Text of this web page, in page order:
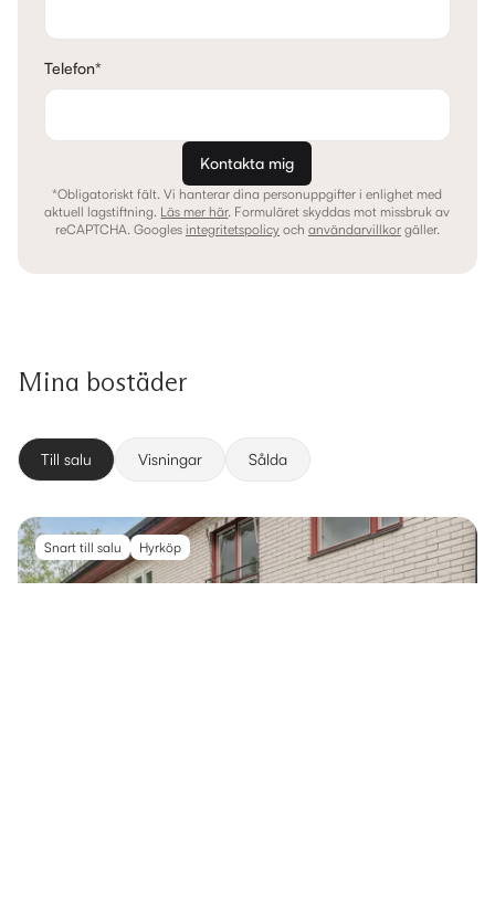
Telefon*
Kontakta mig
*Obligatoriskt fält. Vi hanterar dina personuppgifter i enlighet med
aktuell lagstiftning. Läs mer här. Formuläret skyddas mot missbruk av
reCAPTCHA. Googles integritetspolicyoch användarvillkorgäller.
Mina bostäder
Till salu Visningar Sålda
Snart till salu Hyrköp